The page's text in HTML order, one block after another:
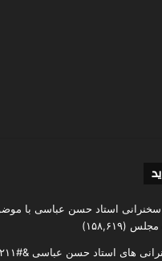
استاد حسن عباسی با
مجلس (۱۵۸,۶۱۹)
های استاد حسن عباسی &#۸۲۱۱; سال ۱۳۹۵